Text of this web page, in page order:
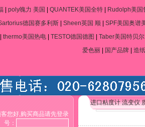
poly魄力 美国 QUANTEK美国全特 Rudolph美国
德国赛多利斯| Sheen英国 顺| SPF美国奥谱
thermo美国热电 TESTO德国德图 Taber美国特贝尔
爱色丽
国产品牌 造
您好,购买商品请先登录
：
进口粘度计 流变仪